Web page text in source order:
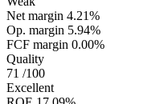
Net margin 4.21%
Op. margin 5.94%
FCF margin 0.00%
Quality
71 /100
Excellent